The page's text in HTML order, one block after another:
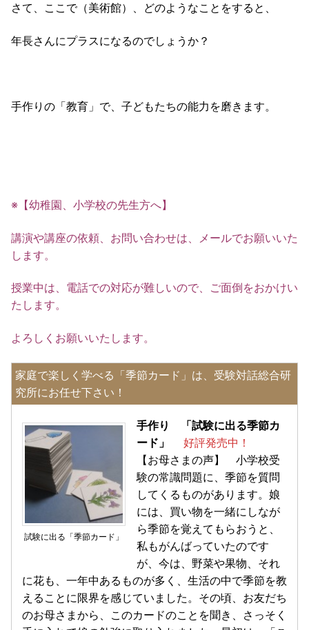
さて、ここで（美術館）、どのようなことをすると、
年長さんにプラスになるのでしょうか？
手作りの「教育」で、子どもたちの能力を磨きます。
※【幼稚園、小学校の先生方へ】
講演や講座の依頼、お問い合わせは、メールでお願いいた
します。
授業中は、電話での対応が難しいので、ご面倒をおかけい
たします。
よろしくお願いいたします。
家庭で楽しく学べる「季節カード」は、受験対話総合研
究所にお任せ下さい！
試験に出る「季節カード」
手作り 「試験に出る季節カ
ード」 好評発売中！
【お母さまの声】 小学校受
験の常識問題に、季節を質問
してくるものがあります。娘
には、買い物を一緒にしなが
ら季節を覚えてもらおうと、
私もがんばっていたのです
が、今は、野菜や果物、それ
に花も、一年中あるものが多く、生活の中で季節を教
えることに限界を感じていました。その頃、お友だち
のお母さまから、このカードのことを聞き、さっそく